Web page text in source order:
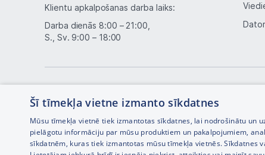
Klientu apkalpošanas darba laiks:
Darba dienās 8:00 – 21:00,
S., Sv. 9:00 – 18:00
Interneta veikala izstrāde —
Šī tīmekļa vietne izmanto sīkdatnes
Mūsu tīmekļa vietnē tiek izmantotas sīkdatnes, lai nodrošinātu un
pielāgotu informāciju par mūsu produktiem un pakalpojumiem,
sīkdatnēm, kuras tiek izmantotas mūsu tīmekļa vietnēs.